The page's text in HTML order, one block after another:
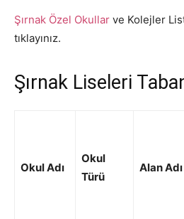
Şırnak Özel Okullar ve Kolejler
tıklayınız.
Şırnak Liseleri
Okul Adı
Okul
Türü
Alan Adı